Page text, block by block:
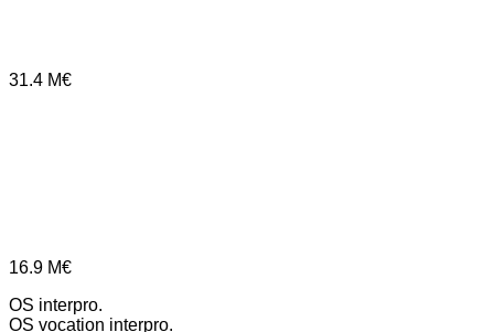
31.4 M€
16.9 M€
OS interpro.
OS vocation interpro.